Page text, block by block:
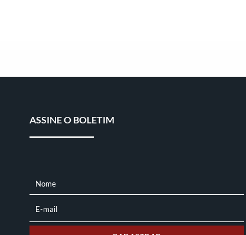
ASSINE O BOLETIM
NOME
Nome
MAIL
E-mail